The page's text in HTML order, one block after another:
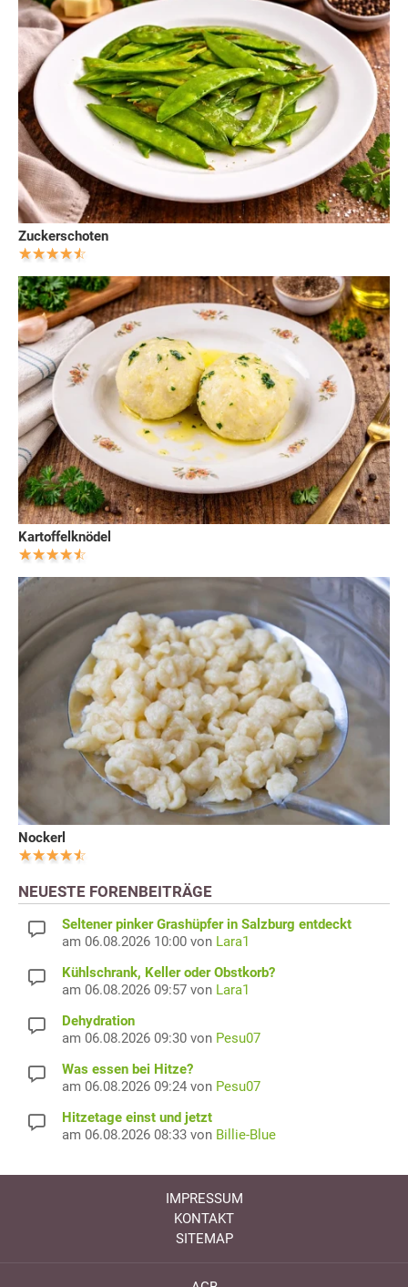
Zuckerschoten
Kartoffelknödel
Nockerl
NEUESTE FORENBEITRÄGE
Seltener pinker Grashüpfer in Salzburg entdeckt
am 06.08.2026 10:00 von Lara1
Kühlschrank, Keller oder Obstkorb?
am 06.08.2026 09:57 von Lara1
Dehydration
am 06.08.2026 09:30 von Pesu07
Was essen bei Hitze?
am 06.08.2026 09:24 von Pesu07
Hitzetage einst und jetzt
am 06.08.2026 08:33 von Billie-Blue
IMPRESSUM
KONTAKT
SITEMAP